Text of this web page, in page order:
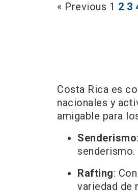
« Previous 1 2 3
Costa Rica es
nacionales y
amigable para
Senderismo
Rafting:
variedad de